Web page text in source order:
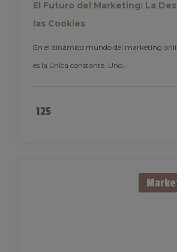
El Futuro del Marketing: La
las Cookies
En el dinámico mundo del marketing
es la única constante. Uno...
125